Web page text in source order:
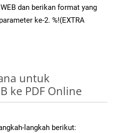
dan berikan format yang
ke-2. %!(EXTRA
untuk
ke PDF Online
langkah berikut: